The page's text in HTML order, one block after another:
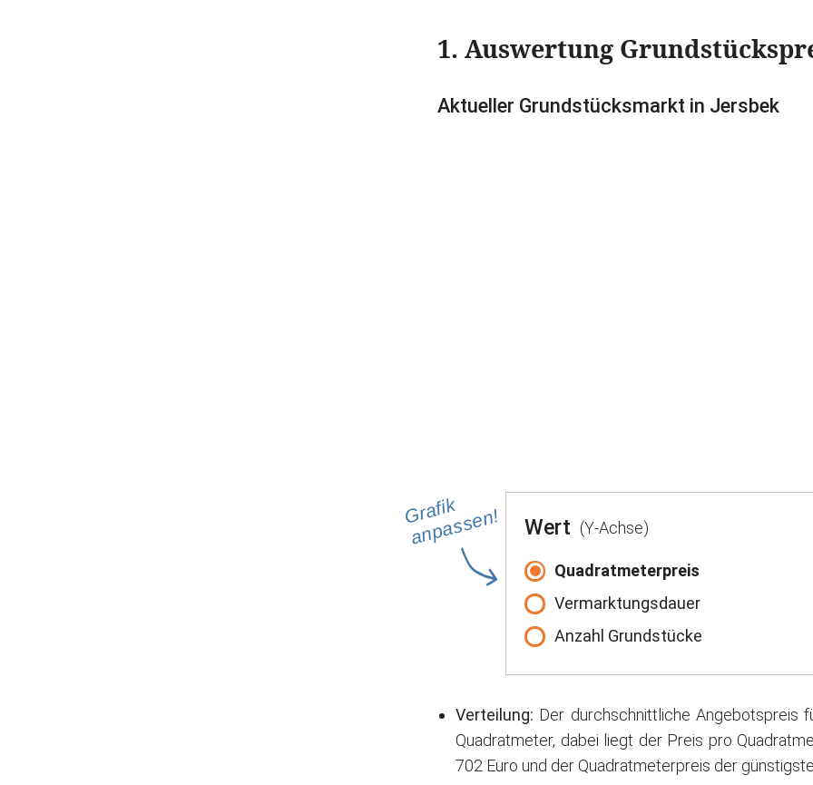
1. Auswertung
Aktueller Grundstücksmarkt in Jersbek
Grafik
anpassen! Wert (Y-Achse)
Quadratmeterpreis
Vermarktungsdauer
Anzahl Grundstücke
Verteilung: Der durchschnittliche Angebotspreis
Quadratmeter, dabei liegt der Preis pro
702 Euro und der Quadratmeterpreis der